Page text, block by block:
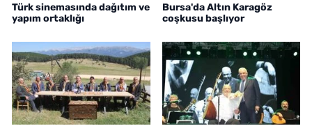
Türk sinemasında dağıtım ve
yapım ortaklığı
Bursa'da Altın Karagöz
coşkusu başlıyor